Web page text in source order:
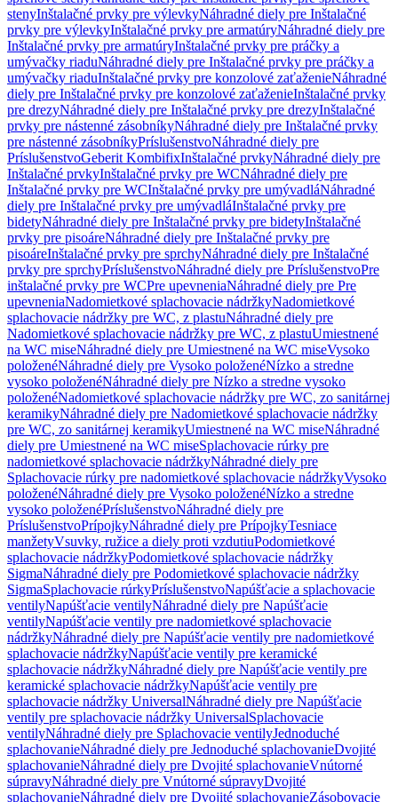
stenyInštalačné prvky pre výlevkyNáhradné diely pre Inštalačné
prvky pre výlevkyInštalačné prvky pre armatúryNáhradné diely pre
Inštalačné prvky pre armatúryInštalačné prvky pre práčky a
umývačky riaduNáhradné diely pre Inštalačné prvky pre práčky a
umývačky riaduInštalačné prvky pre konzolové zaťaženieNáhradné
diely pre Inštalačné prvky pre konzolové zaťaženieInštalačné prvky
pre drezyNáhradné diely pre Inštalačné prvky pre drezyInštalačné
prvky pre nástenné zásobníkyNáhradné diely pre Inštalačné prvky
pre nástenné zásobníkyPríslušenstvoNáhradné diely pre
PríslušenstvoGeberit KombifixInštalačné prvkyNáhradné diely pre
Inštalačné prvkyInštalačné prvky pre WCNáhradné diely pre
Inštalačné prvky pre WCInštalačné prvky pre umývadláNáhradné
diely pre Inštalačné prvky pre umývadláInštalačné prvky pre
bidetyNáhradné diely pre Inštalačné prvky pre bidetyInštalačné
prvky pre pisoáreNáhradné diely pre Inštalačné prvky pre
pisoáreInštalačné prvky pre sprchyNáhradné diely pre Inštalačné
prvky pre sprchyPríslušenstvoNáhradné diely pre PríslušenstvoPre
inštalačné prvky pre WCPre upevneniaNáhradné diely pre Pre
upevneniaNadomietkové splachovacie nádržkyNadomietkové
splachovacie nádržky pre WC, z plastuNáhradné diely pre
Nadomietkové splachovacie nádržky pre WC, z plastuUmiestnené
na WC miseNáhradné diely pre Umiestnené na WC miseVysoko
položenéNáhradné diely pre Vysoko položenéNízko a stredne
vysoko položenéNáhradné diely pre Nízko a stredne vysoko
položenéNadomietkové splachovacie nádržky pre WC, zo sanitárnej
keramikyNáhradné diely pre Nadomietkové splachovacie nádržky
pre WC, zo sanitárnej keramikyUmiestnené na WC miseNáhradné
diely pre Umiestnené na WC miseSplachovacie rúrky pre
nadomietkové splachovacie nádržkyNáhradné diely pre
Splachovacie rúrky pre nadomietkové splachovacie nádržkyVysoko
položenéNáhradné diely pre Vysoko položenéNízko a stredne
vysoko položenéPríslušenstvoNáhradné diely pre
PríslušenstvoPrípojkyNáhradné diely pre PrípojkyTesniace
manžetyVsuvky, ružice a diely proti vzdutiuPodomietkové
splachovacie nádržkyPodomietkové splachovacie nádržky
SigmaNáhradné diely pre Podomietkové splachovacie nádržky
SigmaSplachovacie rúrkyPríslušenstvoNapúšťacie a splachovacie
ventilyNapúšťacie ventilyNáhradné diely pre Napúšťacie
ventilyNapúšťacie ventily pre nadomietkové splachovacie
nádržkyNáhradné diely pre Napúšťacie ventily pre nadomietkové
splachovacie nádržkyNapúšťacie ventily pre keramické
splachovacie nádržkyNáhradné diely pre Napúšťacie ventily pre
keramické splachovacie nádržkyNapúšťacie ventily pre
splachovacie nádržky UniversalNáhradné diely pre Napúšťacie
ventily pre splachovacie nádržky UniversalSplachovacie
ventilyNáhradné diely pre Splachovacie ventilyJednoduché
splachovanieNáhradné diely pre Jednoduché splachovanieDvojité
splachovanieNáhradné diely pre Dvojité splachovanieVnútorné
súpravyNáhradné diely pre Vnútorné súpravyDvojité
splachovanieNáhradné diely pre Dvojité splachovanieZásobovacie